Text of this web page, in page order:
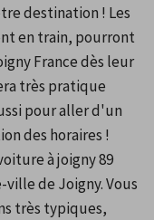
destination ! Les
en train, pourront
France dès leur
très pratique
pour aller d'un
des horaires !
à joigny 89
de Joigny. Vous
très typiques,